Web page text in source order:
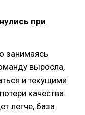
при
занимаясь
выросла,
и текущими
качества.
легче, база